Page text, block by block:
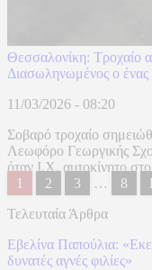
Θεσσαλονίκη: Τροχαίο
Διασωληνωμένος ο ένας
11/03/2026 - 08:20
Σοβαρό τροχαίο
Λεωφόρο Γεωργικής
όταν Ι.Χ. αυτοκίνητο
1
2 3 … 8
Τελευταία Άρθρα
Εβελίνα Παπούλια:
δυνατές αγνές φιλίες»